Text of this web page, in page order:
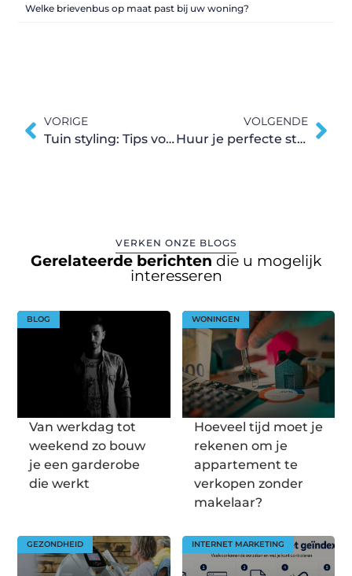
Welke brievenbus op maat past bij uw woning?
VORIGE
Tuin styling: Tips voor een prachtige buitenruimte
VOLGENDE
Huur je perfecte studentenkot in Leuven
VERKEN ONZE BLOGS
Gerelateerde berichten die u mogelijk
interesseren
BLOG
Van werkdag tot
weekend zo bouw
je een garderobe
die werkt
WONINGEN
Hoeveel tijd moet je
rekenen om je
appartement te
verkopen zonder
makelaar?
GEZONDHEID INTERNET MARKETING